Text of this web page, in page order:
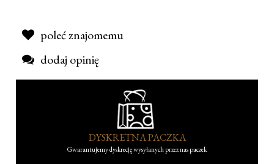
poleć znajomemu
dodaj opinię
DYSKRETNA PACZKA
Gwarantujemy dyskrecję wysyłanych przez nas paczek